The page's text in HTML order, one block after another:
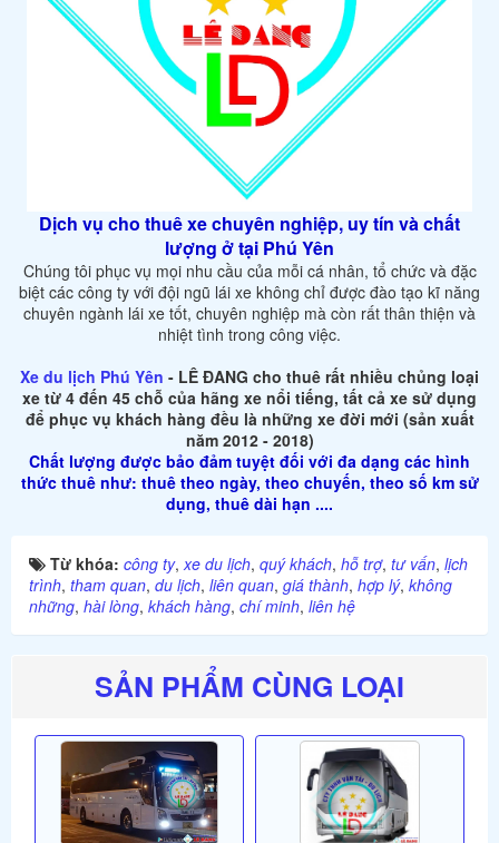
Dịch vụ cho thuê xe chuyên nghiệp, uy tín và chất
lượng ở tại Phú Yên
Chúng tôi phục vụ mọi nhu cầu của mỗi cá nhân, tổ chức và đặc
biệt các công ty với đội ngũ lái xe không chỉ được đào tạo kĩ năng
chuyên ngành lái xe tốt, chuyên nghiệp mà còn rất thân thiện và
nhiệt tình trong công việc.
Xe du lịch Phú Yên - LÊ ĐANG cho thuê rất nhiều chủng loại
xe từ 4 đến 45 chỗ của hãng xe nổi tiếng, tất cả xe sử dụng
để phục vụ khách hàng đều là những xe đời mới (sản xuất
năm 2012 - 2018)
Chất lượng được bảo đảm tuyệt đối với đa dạng các hình
thức thuê như: thuê theo ngày, theo chuyến, theo số km sử
dụng, thuê dài hạn ....
Từ khóa: công ty, xe du lịch, quý khách, hỗ trợ, tư vấn, lịch
trình, tham quan, du lịch, liên quan, giá thành, hợp lý, không
những, hài lòng, khách hàng, chí minh, liên hệ
SẢN PHẨM CÙNG LOẠI